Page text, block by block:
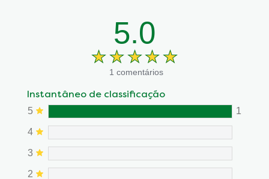
5.0
1 comentários
Instantâneo de classificação
5 1
4
3
2